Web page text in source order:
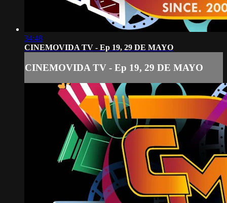
34:48
CINEMOVIDA TV - Ep 19, 29 DE MAYO
CINEMOVIDA TV - Ep 19, 29 DE MAYO